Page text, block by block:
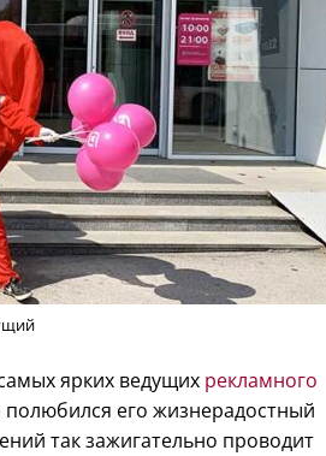
ярких ведущих рекламного
полюбился его жизнерадостный
так зажигательно проводит